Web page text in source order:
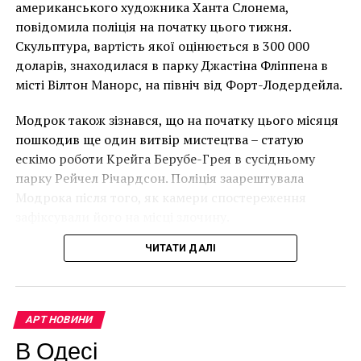
сканировать
произведения
искусства, а также
получить доступ к
комментариям,
которые оставили
друзья, кураторы и
добавили
разработчики.
Facebook
Twitter
ANDROID ITUNES
Лоустофті на східному узбережжі Англії 8 серпня 2021
року. (Фото Джастіна Талліса / AFP)
В інтерв’ю “Таймс” пан Куттс сказав:
“Спочатку це було
неймовірно, але з
розвитком подій це
стало надзвичайно
впевнений, що Бенксі
усвідомлює
непередбачувані
наслідки для власників
будинків. Якби ми
американського художника Ханта Слонема,
повідомила поліція на початку цього тижня.
Скульптура, вартість якої оцінюється в 300 000
доларів, знаходилася в парку Джастіна Фліппена в
місті Вілтон Манорс, на північ від Форт-Лодердейла.
Модрок також зізнався, що на початку цього місяця
пошкодив ще один витвір мистецтва – статую
ескімо роботи Крейга Берубе-Грея в сусідньому
парку Рейчел Річардсон. Поліція заарештувала
Модрока після того, як камери спостереження
ЧИТАТИ ДАЛІ
АРТ НОВИНИ
В Одесі